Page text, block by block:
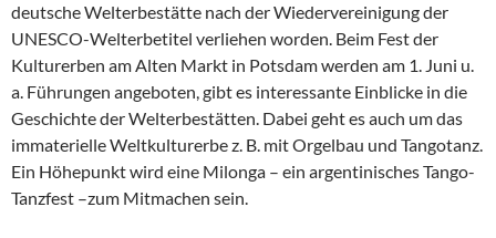
deutsche Welterbestätte nach der Wiedervereinigung der
UNESCO-Welterbetitel verliehen worden. Beim Fest der
Kulturerben am Alten Markt in Potsdam werden am 1. Juni u.
a. Führungen angeboten, gibt es interessante Einblicke in die
Geschichte der Welterbestätten. Dabei geht es auch um das
immaterielle Weltkulturerbe z. B. mit Orgelbau und Tangotanz.
Ein Höhepunkt wird eine Milonga – ein argentinisches Tango-
Tanzfest –zum Mitmachen sein.